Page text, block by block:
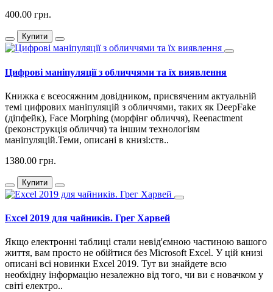
400.00 грн.
Купити
Цифрові маніпуляції з обличчями та їх виявлення
Книжка є всеосяжним довідником, присвяченим актуальній
темі цифрових маніпуляцій з обличчями, таких як DeepFake
(діпфейк), Face Morphing (морфінг обличчя), Reenactment
(реконструкція обличчя) та іншим технологіям
маніпуляцій.Теми, описані в книзі:ств..
1380.00 грн.
Купити
Excel 2019 для чайників. Грег Харвей
Якщо електронні таблиці стали невід'ємною частиною вашого
життя, вам просто не обійтися без Microsoft Excel. У цій книзі
описані всі новинки Excel 2019. Тут ви знайдете всю
необхідну інформацію незалежно від того, чи ви є новачком у
світі електро..